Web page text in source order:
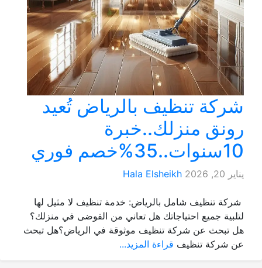
شركة تنظيف بالرياض تُعيد
رونق منزلك..خبرة
10سنوات..35%خصم فوري
يناير 20, 2026 Hala Elsheikh
شركة تنظيف شامل بالرياض: خدمة تنظيف لا مثيل لها
لتلبية جميع احتياجاتك هل تعاني من الفوضى في منزلك؟
هل تبحث عن شركة تنظيف موثوقة في الرياض؟هل تبحث
عن شركة تنظيف قراءة المزيد...